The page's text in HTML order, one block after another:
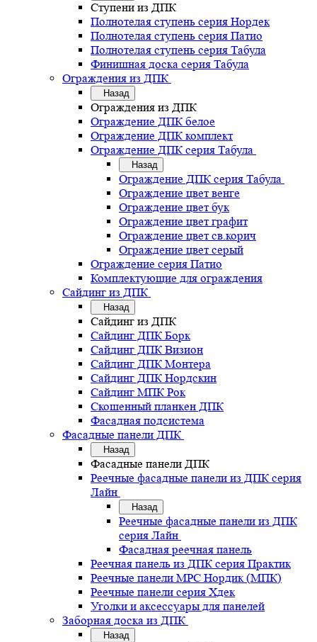
Ступени из ДПК
Полнотелая ступень серия Нордек
Полнотелая ступень серия Патио
Полнотелая ступень серия Табула
Финишная доска серия Табула
Ограждения из ДПК
Назад
Ограждения из ДПК
Ограждение ДПК белое
Ограждение ДПК комплект
Ограждение ДПК серия Табула
Назад
Ограждение ДПК серия Табула
Ограждение цвет венге
Ограждение цвет бук
Ограждение цвет графит
Ограждение цвет св.корич
Ограждение цвет серый
Ограждение серия Патио
Комплектующие для ограждения
Сайдинг из ДПК
Назад
Сайдинг из ДПК
Сайдинг ДПК Борк
Сайдинг ДПК Визион
Сайдинг ДПК Монтера
Сайдинг ДПК Нордскин
Сайдинг МПК Рок
Скошенный планкен ДПК
Фасадная подсистема
Фасадные панели ДПК
Назад
Фасадные панели ДПК
Реечные фасадные панели из ДПК серия
Лайн
Назад
Реечные фасадные панели из ДПК
серия Лайн
Фасадная реечная панель
Реечная панель из ДПК серия Практик
Реечные панели MPC Нордик (МПК)
Реечные панели серия Хдек
Уголки и аксессуары для панелей
Заборная доска из ДПК
Назад